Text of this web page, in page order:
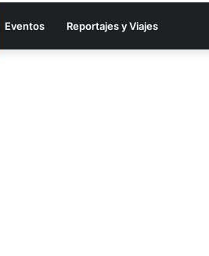
Eventos Reportajes y Viajes